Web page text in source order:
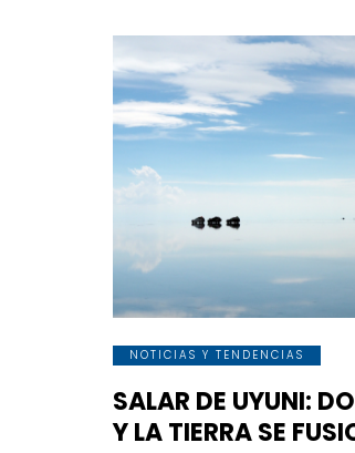
NOTICIAS Y TENDENCIAS
SALAR DE UYUNI:
Y LA TIERRA SE